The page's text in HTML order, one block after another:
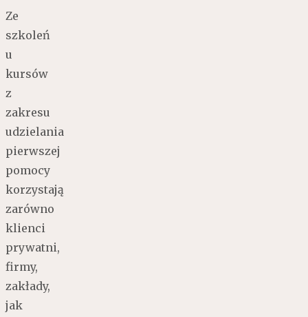
Ze
szkoleń
u
kursów
z
zakresu
udzielania
pierwszej
pomocy
korzystają
zarówno
klienci
prywatni,
firmy,
zakłady,
jak